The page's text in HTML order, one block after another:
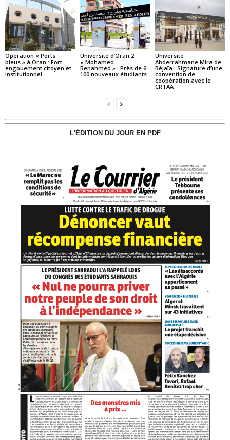
Opération « Ports
bleus » à Oran : Fort
engouement citoyen et
institutionnel
Université d’Oran 2
« Mohamed
Benahmed » : Près de 6
100 nouveaux étudiants
Université
Abderrahmane Mira de
Béjaïa : Signature d’une
convention de
coopération avec le
CRTAA
L'ÉDITION DU JOUR EN PDF